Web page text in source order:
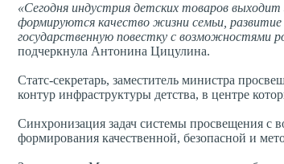
«Сегодня индустрия детских товаров
формируются качество жизни семьи, развитие
государственную повестку с возможностями
подчеркнула Антонина Цицулина.
Статс-секретарь, заместитель министра
контур инфраструктуры детства, в центре
Синхронизация задач системы просвещения с
формирования качественной, безопасной и